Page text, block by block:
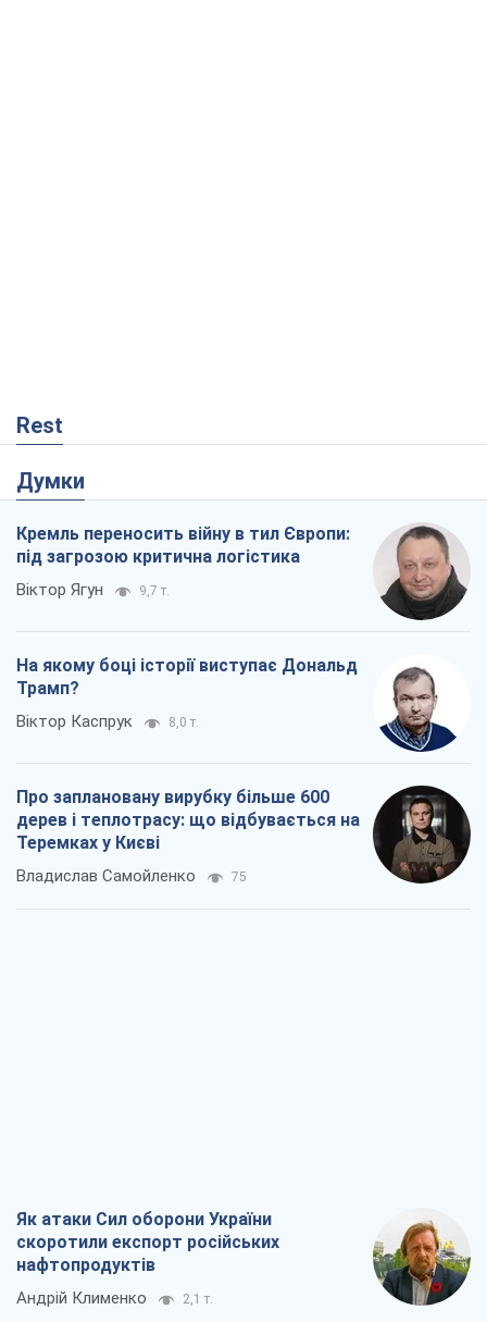
Rest
Думки
Кремль переносить війну в тил Європи:
під загрозою критична логістика
Віктор Ягун 9,7 т.
На якому боці історії виступає Дональд
Трамп?
Віктор Каспрук 8,0 т.
Про заплановану вирубку більше 600
дерев і теплотрасу: що відбувається на
Теремках у Києві
Владислав Самойленко 75
Як атаки Сил оборони України
скоротили експорт російських
нафтопродуктів
Андрій Клименко 2,1 т.